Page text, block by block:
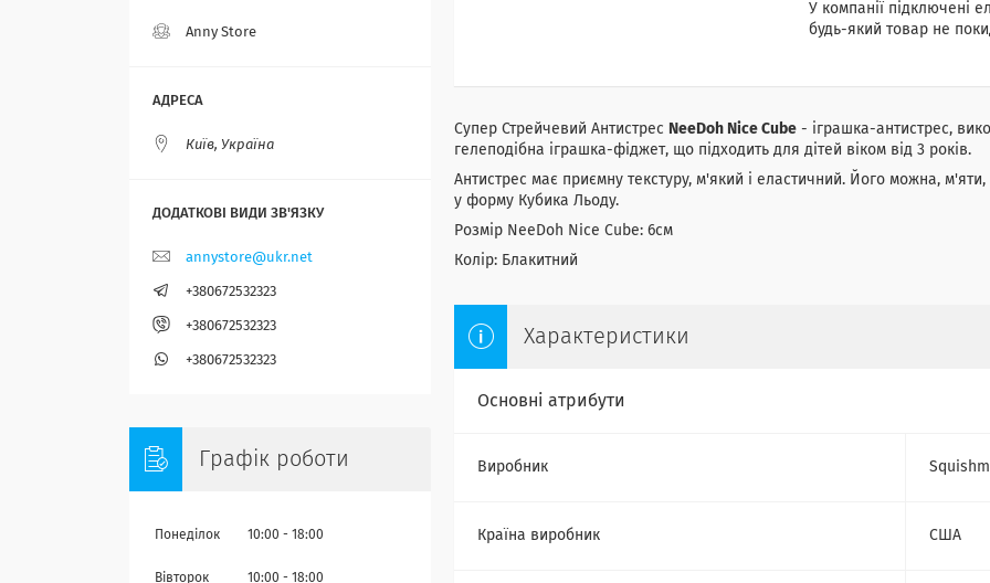
У компанії підключені
будь-який товар не
Супер Стрейчевий Антистрес NeeDoh Nice Cube - іграшка-антистрес,
гелеподібна іграшка-фіджет, що підходить для дітей віком від 3 років.
Антистрес має приємну текстуру, м'який і еластичний. Його можна, м'яти,
у форму Кубика Льоду.
Розмір NeeDoh Nice Cube: 6см
Колір: Блакитний
Характеристики
Основні атрибути
Виробник
Країна виробник США
Anny Store
Київ, Україна
annystore@ukr.net
+380672532323
+380672532323
+380672532323
Графік роботи
Понеділок 10:00 18:00
Вівторок 10:00 18:00